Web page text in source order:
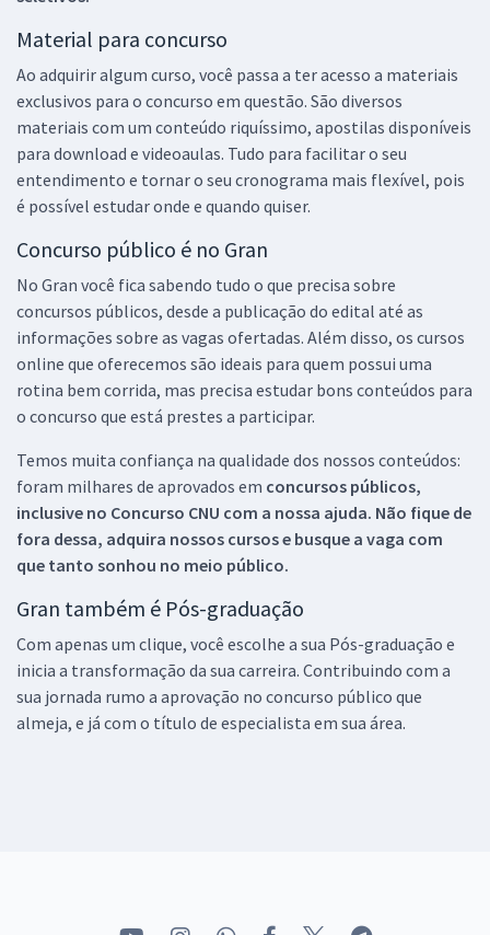
Material para concurso
Ao adquirir algum curso, você passa a ter acesso a materiais
exclusivos para o concurso em questão. São diversos
materiais com um conteúdo riquíssimo, apostilas disponíveis
para download e videoaulas. Tudo para facilitar o seu
entendimento e tornar o seu cronograma mais flexível, pois
é possível estudar onde e quando quiser.
Concurso público é no Gran
No Gran você fica sabendo tudo o que precisa sobre
concursos públicos, desde a publicação do edital até as
informações sobre as vagas ofertadas. Além disso, os cursos
online que oferecemos são ideais para quem possui uma
rotina bem corrida, mas precisa estudar bons conteúdos para
o concurso que está prestes a participar.
Temos muita confiança na qualidade dos nossos conteúdos:
foram milhares de aprovados em concursos públicos,
inclusive no Concurso CNU com a nossa ajuda. Não fique de
fora dessa, adquira nossos cursos e busque a vaga com
que tanto sonhou no meio público.
Gran também é Pós-graduação
Com apenas um clique, você escolhe a sua Pós-graduação e
inicia a transformação da sua carreira. Contribuindo com a
sua jornada rumo a aprovação no concurso público que
almeja, e já com o título de especialista em sua área.